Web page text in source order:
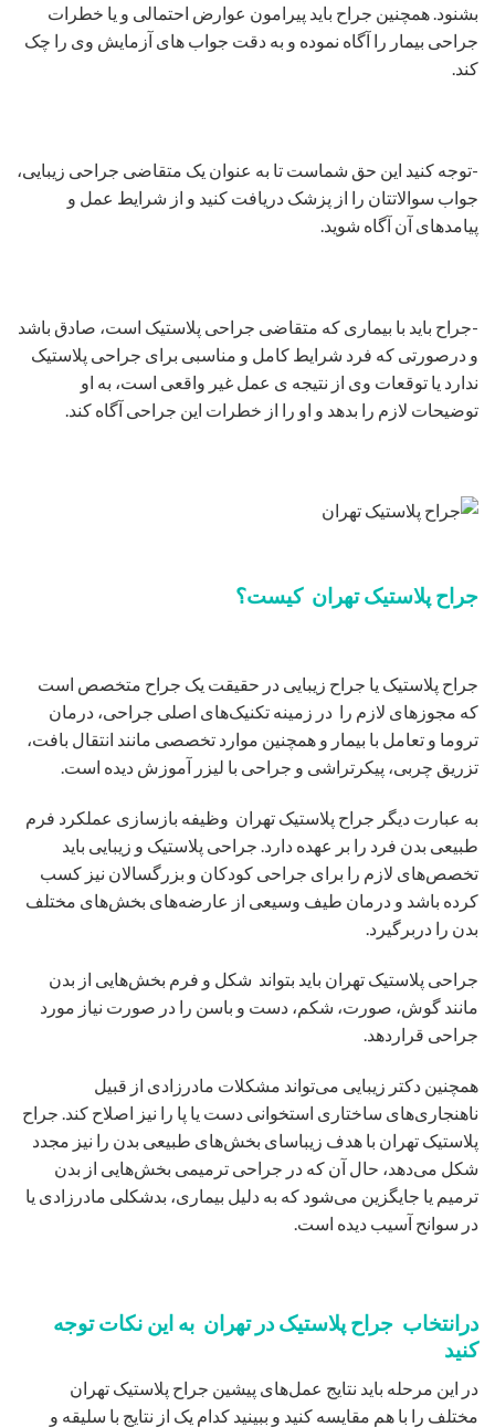
بشنود. همچنین جراح باید پیرامون عوارض احتمالی و یا خطرات
جراحی بیمار را آگاه نموده و به دقت جواب های آزمایش وی را چک
کند.
-توجه کنید این حق شماست تا به عنوان یک متقاضی جراحی زیبایی،
جواب سوالاتتان را از پزشک دریافت کنید و از شرایط عمل و
پیامدهای آن آگاه شوید.
-جراح باید با بیماری که متقاضی جراحی پلاستیک است، صادق باشد
و درصورتی که فرد شرایط کامل و مناسبی برای جراحی پلاستیک
ندارد یا توقعات وی از نتیجه ی عمل غیر واقعی است، به او
توضیحات لازم را بدهد و او را از خطرات این جراحی آگاه کند.
جراح پلاستیک تهران کیست؟
جراح پلاستیک یا جراح زیبایی در حقیقت یک جراح متخصص است
که مجوزهای لازم را در زمینه تکنیک‌های اصلی جراحی، درمان
تروما و تعامل با بیمار و همچنین موارد تخصصی مانند انتقال بافت،
تزریق چربی، پیکرتراشی و جراحی با لیزر آموزش دیده است.
به عبارت دیگر جراح پلاستیک تهران وظیفه بازسازی عملکرد فرم
طبیعی بدن فرد را بر عهده دارد. جراحی پلاستیک و زیبایی باید
تخصص‌های لازم را برای جراحی کودکان و بزرگسالان نیز کسب
کرده باشد و درمان طیف وسیعی از عارضه‌های بخش‌های مختلف
بدن را دربر‌گیرد.
جراحی پلاستیک تهران باید بتواند شکل و فرم بخش‌هایی از بدن
مانند گوش، صورت، شکم، دست و باسن را در صورت نیاز مورد
جراحی قراردهد.
همچنین دکتر زیبایی می‌تواند مشکلات مادرزادی از قبیل
ناهنجاری‌های ساختاری استخوانی دست یا پا را نیز اصلاح کند. جراح
پلاستیک تهران با هدف زیباسای بخش‌های طبیعی بدن را نیز مجدد
شکل می‌دهد، حال آن که در جراحی ترمیمی بخش‌هایی از بدن
ترمیم یا جایگزین می‌شود که به دلیل بیماری، بدشکلی مادرزادی یا
در سوانح آسیب دیده ‌است.
درانتخاب جراح پلاستیک در تهران به این نکات توجه
کنید
در این مرحله باید نتایج عمل‌های پیشین جراح پلاستیک تهران
مختلف را با هم مقایسه کنید و ببینید کدام یک از نتایج با سلیقه و